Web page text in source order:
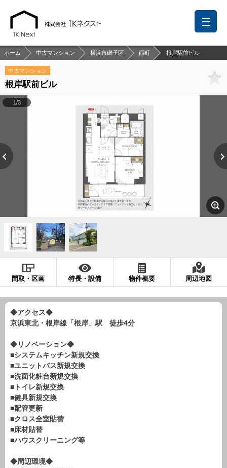
ホーム 中古マンション 横浜市磯子区 西町 根岸駅前ビル
中古マンション
根岸駅前ビル
1/3
間取・区画 特長・設備 物件概要 周辺地図
◆アクセス◆
京浜東北・根岸線「根岸」駅 徒歩4分
◆リノベーション◆
■システムキッチン新規交換
■ユニットバス新規交換
■洗面化粧台新規交換
■トイレ新規交換
■健具新規交換
■配管更新
■クロス全室貼替
■床材貼替
■ハウスクリーニング等
◆周辺環境◆
前回の履歴
中国語での対応も可能です
お問い合わせ
営業メールは固くお断りします
成田支店 木更津支店
沖縄支店
現地販売会情報
千葉本店 松戸支店 成田支店
神奈川支店
沖縄支店
千葉本店 松戸支店
神奈川支店
沖縄支店
売却査定
お問い合わせ
プライバシーポリシー
物件検索
新築一戸建
路線から探す